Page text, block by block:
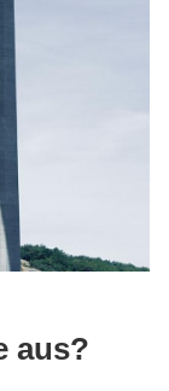
aus?